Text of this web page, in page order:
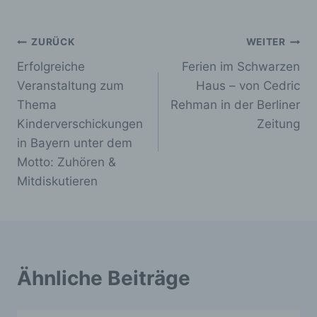
Beitragsnavigation
ZURÜCK
Erfolgreiche
Veranstaltung zum
Thema
Kinderverschickungen
in Bayern unter dem
Motto: Zuhören &
Mitdiskutieren
WEITER
Ferien im Schwarzen
Haus – von Cedric
Rehman in der Berliner
Zeitung
Ähnliche Beiträge
Verantwortlicher im Sinne der Datenschutz-
Grundverordnung, sonstiger in den
Mitgliedstaaten der Europäischen Union
geltenden Datenschutzgesetze und anderer
Bestimmungen mit datenschutzrechtlichem
Charakter ist die:
Verein: Aufarbeitung und Erforschung von Kinder-
Verschickung e.V.
Deutschland